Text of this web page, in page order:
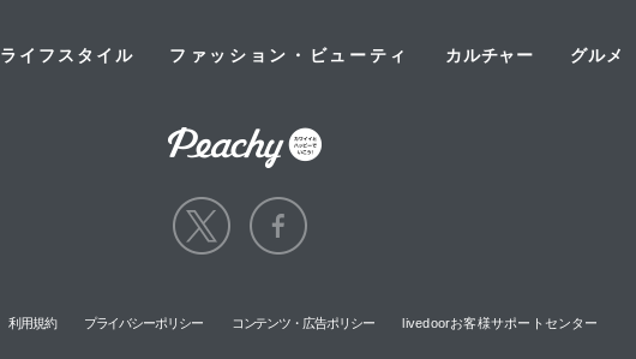
ライフスタイル ファッション・ビューティ カルチャー グルメ
利用規約 プライバシーポリシー コンテンツ・広告ポリシー livedoorお客様サポートセンター